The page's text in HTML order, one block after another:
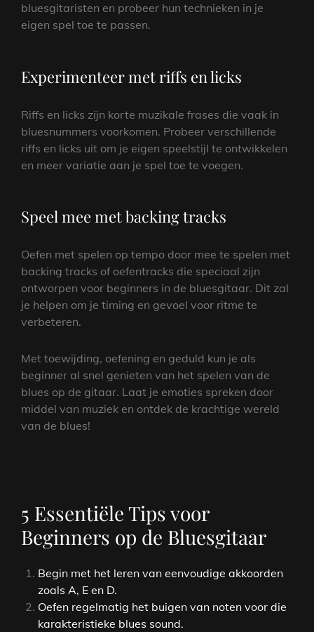
bluesgitaristen en probeer hun technieken in je
eigen spel toe te passen.
Experimenteer met riffs en licks
Riffs en licks zijn korte muzikale frases die vaak in
bluesnummers voorkomen. Probeer verschillende
riffs en licks uit om je eigen speelstijl te ontwikkelen
en meer variatie aan je spel toe te voegen.
Speel mee met backing tracks
Oefen met spelen op tempo door mee te spelen met
backing tracks of oefentracks die speciaal zijn
ontworpen voor beginners in de bluesgitaar. Dit zal
je helpen om je timing en gevoel voor ritme te
verbeteren.
Met toewijding, oefening en geduld kun je als
beginner al snel genieten van het spelen van de
blues op de gitaar. Laat je emoties spreken door
middel van muziek en ontdek de krachtige wereld
van de blues!
5 Essentiële Tips voor
Beginners op de Bluesgitaar
Begin met het leren van eenvoudige akkoorden
zoals A, E en D.
Oefen regelmatig het buigen van noten voor die
karakteristieke blues sound.